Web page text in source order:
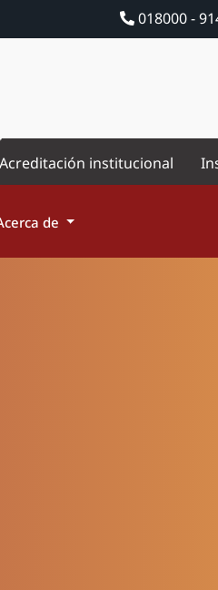
018000 -
Acreditación institucional
de